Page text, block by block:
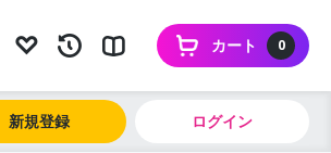
0
カート
新規登録 ログイン